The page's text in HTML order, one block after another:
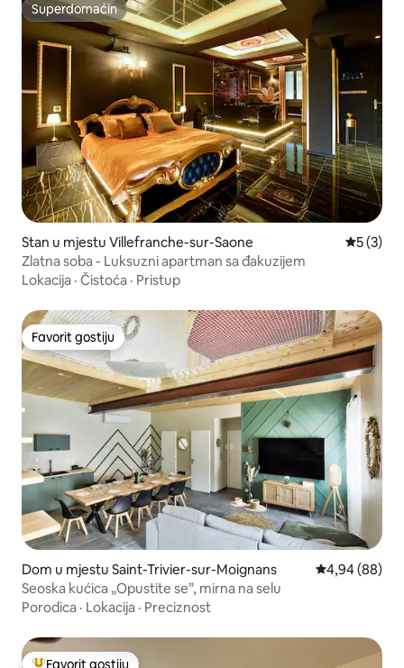
Superdomaćin
Superdomaćin
Stan u mjestu Villefranche-sur-Saone
5 (3)
Zlatna soba - Luksuzni apartman sa đakuzijem
Lokacija · Čistoća · Pristup
Favorit gostiju
Favorit gostiju
Dom u mjestu Saint-Trivier-sur-Moignans Prosječna
4,94 (88)
Seoska kućica „Opustite se”, mirna na selu
Porodica · Lokacija · Preciznost